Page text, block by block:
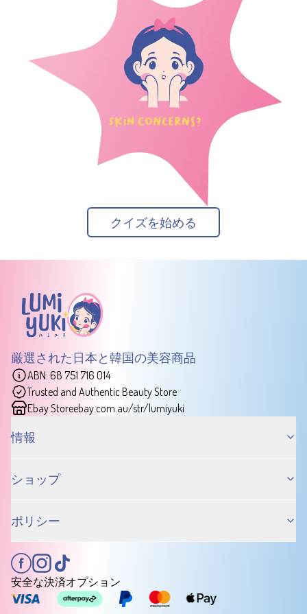
クイズを始める
厳選された日本と韓国の美容商品
ABN: 68 751 716 014
Trusted and Authentic Beauty Store
Ebay Storeebay.com.au/str/lumiyuki
情報
ショップ
ポリシー
安全な決済オプション